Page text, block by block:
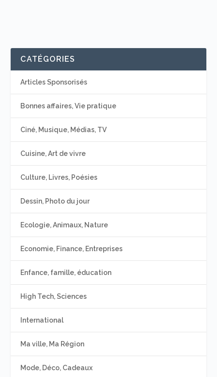
CATÉGORIES
Articles Sponsorisés
Bonnes affaires, Vie pratique
Ciné, Musique, Médias, TV
Cuisine, Art de vivre
Culture, Livres, Poésies
Dessin, Photo du jour
Ecologie, Animaux, Nature
Economie, Finance, Entreprises
Enfance, famille, éducation
High Tech, Sciences
International
Ma ville, Ma Région
Mode, Déco, Cadeaux